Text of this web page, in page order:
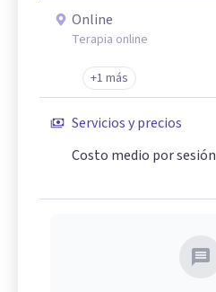
Online
Terapia online
+1 más
Servicios y precios
Costo medio por sesión